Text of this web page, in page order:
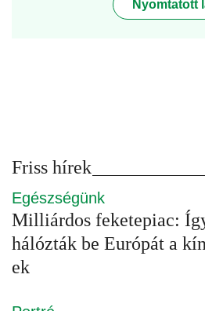
Nyomtatott
Friss hírek
Egészségünk
Milliárdos feketepiac:
hálózták be Európát a
ek